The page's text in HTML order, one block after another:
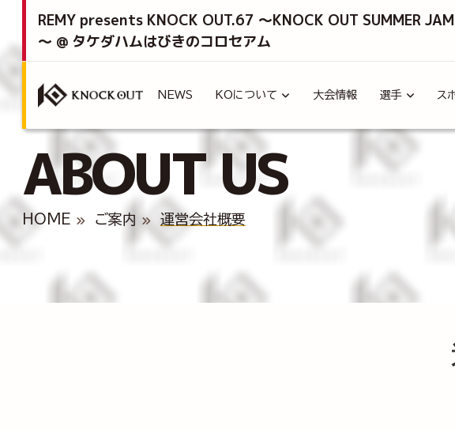
REMY presents KNOCK OUT.67 ～KNOCK OUT SUMMER
～ @ タケダハムはびきのコロセアム
NEWS KOについて 大会情報 選手 ス
ABOUT US
HOME ご案内 運営会社概要